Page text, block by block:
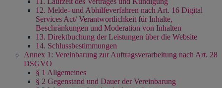
12. Melde- und Abhilfeverfahren nach Art. 16 Digital
Services Act/ Verantwortlichkeit für Inhalte,
Beschränkungen und Moderation von Inhalten
13. Direktbuchung der Leistungen über die Website
14. Schlussbestimmungen
Annex 1: Vereinbarung zur Auftragsverarbeitung nach Art. 28
DSGVO
§ 1 Allgemeines
§ 2 Gegenstand und Dauer der Vereinbarung